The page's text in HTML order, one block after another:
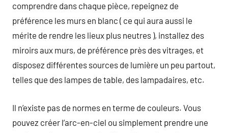
comprendre dans chaque pièce, repeignez de
préférence les murs en blanc ( ce qui aura aussi le
mérite de rendre les lieux plus neutres ), installez des
miroirs aux murs, de préférence près des vitrages, et
disposez différentes sources de lumière un peu partout,
telles que des lampes de table, des lampadaires, etc.
Il n’existe pas de normes en terme de couleurs. Vous
pouvez créer l’arc-en-ciel ou simplement prendre une